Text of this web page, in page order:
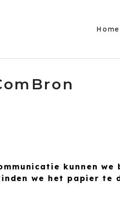
Home
kunnen
we het papier te